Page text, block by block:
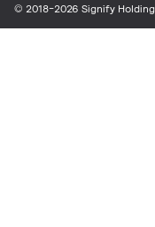
© 2018-2026 Signify